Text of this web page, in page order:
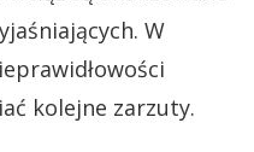
W
kolejne zarzuty.